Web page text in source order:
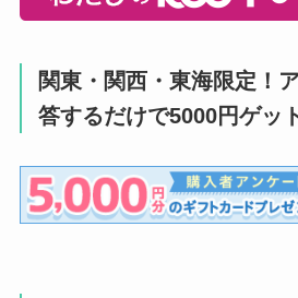
関東・関西・東海限定！
答するだけで5000円ゲッ